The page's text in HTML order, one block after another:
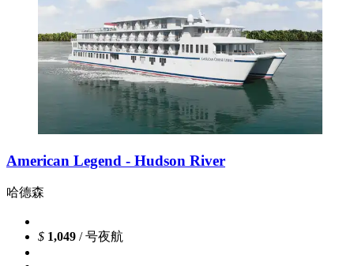
American Legend - Hudson River
哈德森
$ 1,049 / 号夜航